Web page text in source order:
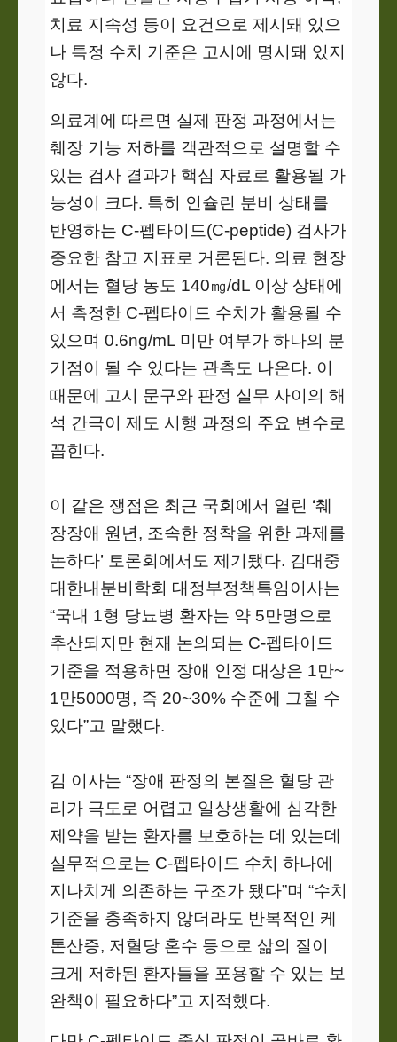
치료 지속성 등이 요건으로 제시돼 있으
나 특정 수치 기준은 고시에 명시돼 있지
않다.
의료계에 따르면 실제 판정 과정에서는
췌장 기능 저하를 객관적으로 설명할 수
있는 검사 결과가 핵심 자료로 활용될 가
능성이 크다. 특히 인슐린 분비 상태를
반영하는 C-펩타이드(C-peptide) 검사가
중요한 참고 지표로 거론된다. 의료 현장
에서는 혈당 농도 140㎎/dL 이상 상태에
서 측정한 C-펩타이드 수치가 활용될 수
있으며 0.6ng/mL 미만 여부가 하나의 분
기점이 될 수 있다는 관측도 나온다. 이
때문에 고시 문구와 판정 실무 사이의 해
석 간극이 제도 시행 과정의 주요 변수로
꼽힌다.
이 같은 쟁점은 최근 국회에서 열린 ‘췌
장장애 원년, 조속한 정착을 위한 과제를
논하다’ 토론회에서도 제기됐다. 김대중
대한내분비학회 대정부정책특임이사는
“국내 1형 당뇨병 환자는 약 5만명으로
추산되지만 현재 논의되는 C-펩타이드
기준을 적용하면 장애 인정 대상은 1만~
1만5000명, 즉 20~30% 수준에 그칠 수
있다”고 말했다.
김 이사는 “장애 판정의 본질은 혈당 관
리가 극도로 어렵고 일상생활에 심각한
제약을 받는 환자를 보호하는 데 있는데
실무적으로는 C-펩타이드 수치 하나에
지나치게 의존하는 구조가 됐다”며 “수치
기준을 충족하지 않더라도 반복적인 케
톤산증, 저혈당 혼수 등으로 삶의 질이
크게 저하된 환자들을 포용할 수 있는 보
완책이 필요하다”고 지적했다.